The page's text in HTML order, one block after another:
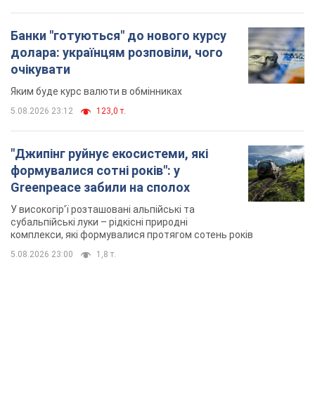
Банки "готуються" до нового курсу
долара: українцям розповіли, чого
очікувати
Яким буде курс валюти в обмінниках
5.08.2026 23:12 123,0 т.
"Джипінг руйнує екосистеми, які
формувалися сотні років": у
Greenpeace забили на сполох
У високогір'ї розташовані альпійські та
субальпійські луки – рідкісні природні
комплекси, які формувалися протягом сотень років
5.08.2026 23:00 1,8 т.